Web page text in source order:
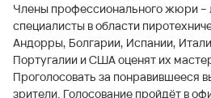
Члены профессионального жюри
специалисты в области
Андорры, Болгарии, Испании,
Португалии и США оценят их
Проголосовать за понравившееся
зрители. Голосование пройдёт в